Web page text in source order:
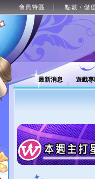
會員特區 點數 / 儲
最新消息 遊戲